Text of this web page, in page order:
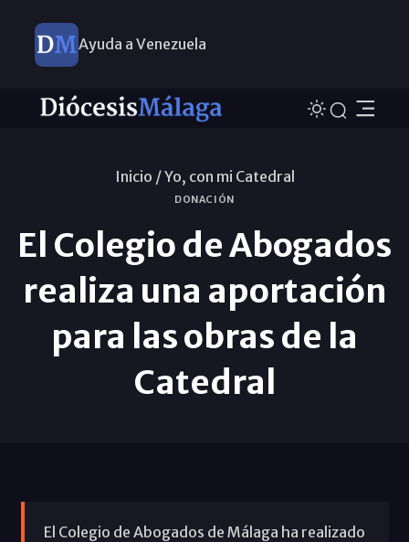
Ayuda a Venezuela
Inicio /Yo, con mi Catedral
DONACIÓN
El Colegio de Abogados
realiza una aportación
para las obras de la
Catedral
El Colegio de Abogados de Málaga ha realizado